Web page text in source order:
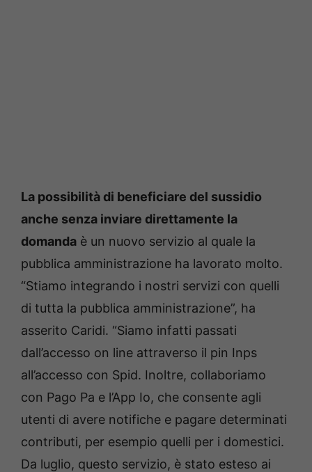
La possibilità di beneficiare del sussidio
anche senza inviare direttamente la
domanda è un nuovo servizio al quale la
pubblica amministrazione ha lavorato molto.
“Stiamo integrando i nostri servizi con quelli
di tutta la pubblica amministrazione”, ha
asserito Caridi. “Siamo infatti passati
dall’accesso on line attraverso il pin Inps
all’accesso con Spid. Inoltre, collaboriamo
con Pago Pa e l’App Io, che consente agli
utenti di avere notifiche e pagare determinati
contributi, per esempio quelli per i domestici.
Da luglio, questo servizio, è stato esteso ai